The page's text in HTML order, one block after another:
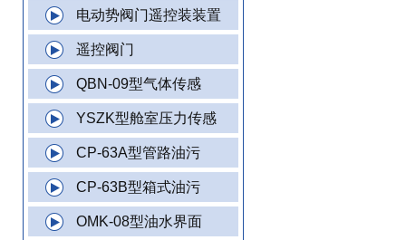
电动势阀门遥控装装置
遥控阀门
QBN-09型气体传感
YSZK型舱室压力传感
CP-63A型管路油污
CP-63B型箱式油污
OMK-08型油水界面